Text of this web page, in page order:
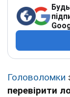
Головоломки
перевірити